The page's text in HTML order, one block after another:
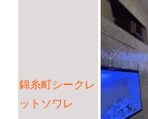
錦糸町シークレ
ットソワレ